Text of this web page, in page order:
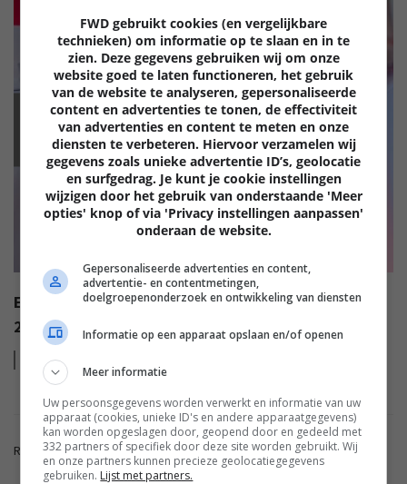
EISA AWARDS: WAT ZIJN DE BESTE PRODUCTEN VAN
2022?
Leesmeer
Reacties zijn gesloten.
FWD gebruikt cookies (en vergelijkbare
technieken) om informatie op te slaan en in te
zien. Deze gegevens gebruiken wij om onze
website goed te laten functioneren, het gebruik
van de website te analyseren, gepersonaliseerde
content en advertenties te tonen, de effectiviteit
van advertenties en content te meten en onze
diensten te verbeteren. Hiervoor verzamelen wij
gegevens zoals unieke advertentie ID’s, geolocatie
en surfgedrag. Je kunt je cookie instellingen
wijzigen door het gebruik van onderstaande 'Meer
opties' knop of via 'Privacy instellingen aanpassen'
onderaan de website.
Gepersonaliseerde advertenties en content,
advertentie- en contentmetingen,
doelgroepenonderzoek en ontwikkeling van diensten
Informatie op een apparaat opslaan en/of openen
Meer informatie
Uw persoonsgegevens worden verwerkt en informatie van uw
apparaat (cookies, unieke ID's en andere apparaatgegevens)
kan worden opgeslagen door, geopend door en gedeeld met
332 partners of specifiek door deze site worden gebruikt. Wij
en onze partners kunnen precieze geolocatiegegevens
gebruiken. Lijst met partners.